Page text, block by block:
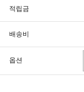
적립금
배송비
옵션